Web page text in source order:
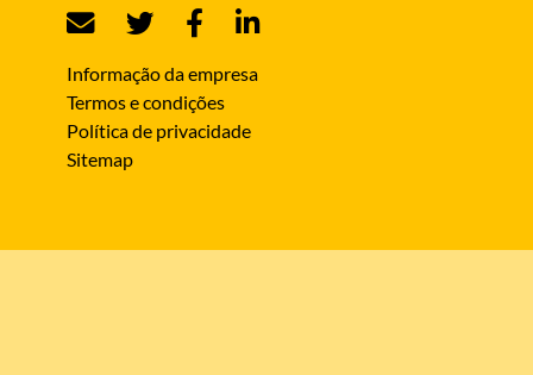
Informação da empresa
Termos e condições
Política de privacidade
Sitemap